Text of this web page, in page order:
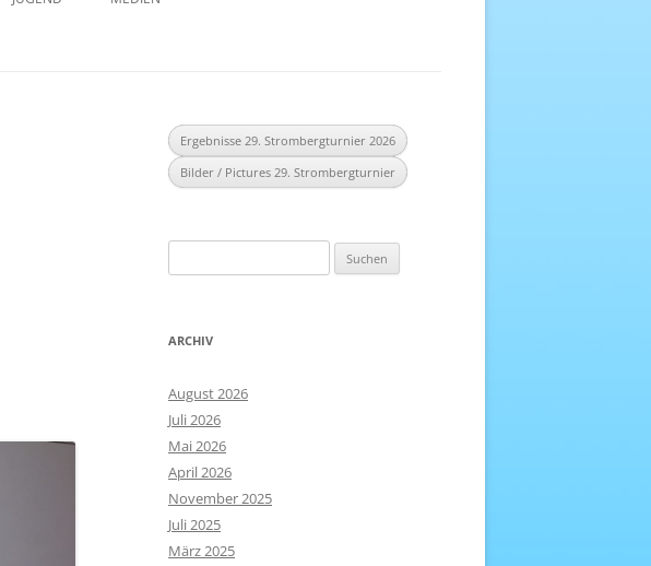
Ergebnisse 29. Strombergturnier 2026
Bilder / Pictures 29. Strombergturnier
nach:
ARCHIV
August 2026
Juli 2026
Mai 2026
April 2026
November 2025
Juli 2025
März 2025